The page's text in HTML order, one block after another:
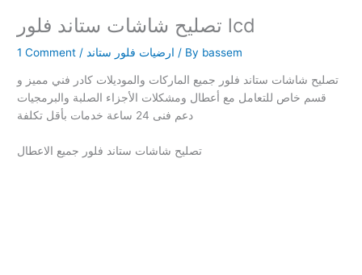
تصليح شاشات ستاند فلور lcd
1 Comment / ارضيات فلور ستاند / By bassem
تصليح شاشات ستاند فلور جميع الماركات والموديلات كادر فني مميز و
قسم خاص للتعامل مع أعطال ومشكلات الأجزاء الصلبة والبرمجيات
دعم فنى 24 ساعة خدمات بأقل تكلفة